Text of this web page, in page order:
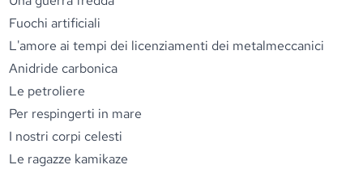
Fuochi artificiali
L'amore ai tempi dei licenziamenti dei metalmeccanici
Anidride carbonica
Le petroliere
Per respingerti in mare
I nostri corpi celesti
Le ragazze kamikaze